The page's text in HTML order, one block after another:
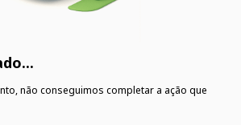
não conseguimos completar a ação que